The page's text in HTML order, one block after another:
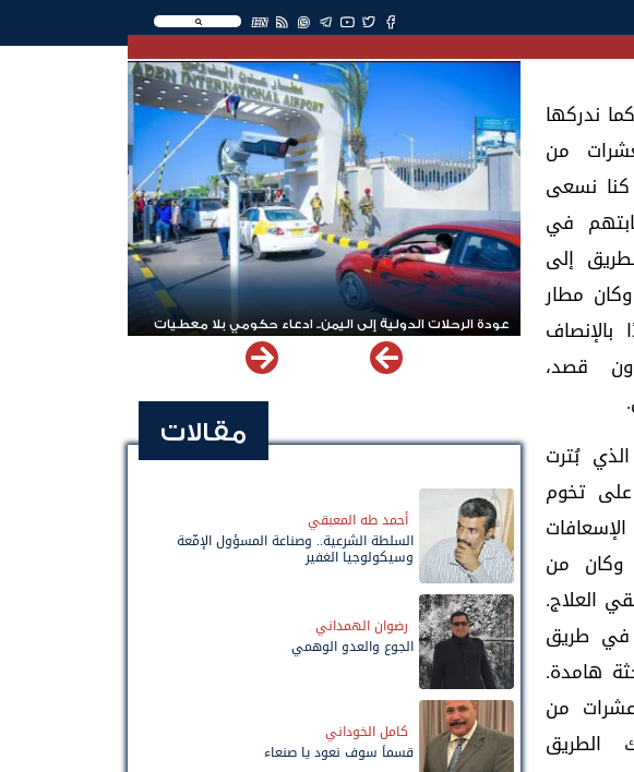
EN
ندركها
من
كنا نسعى
في
إلى
مطار
قصد،
بُترت
تخوم
وكان من
العلاج.
في طريق
هامدة.
من
الطريق
عودة الرحلات الدولية إلى اليمن.. ادعاء حكومي بلا معطيات
مقالات
أحمد طه المعبقي
السلطة الشرعية.. وصناعة المسؤول الإمّعة
وسيكولوجيا الغفير
رضوان الهمداني
الجوع والعدو الوهمي
كامل الخوداني
قسماً سوف نعود يا صنعاء